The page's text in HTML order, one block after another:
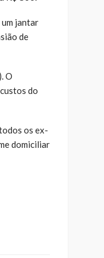
um jantar
de
O
do
os ex-
domiciliar